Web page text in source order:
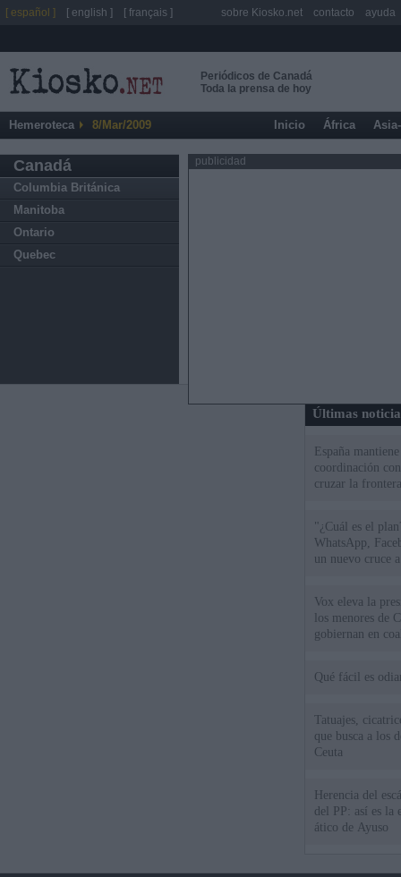
Periódicos de Canadá
Toda la prensa de hoy
Hemeroteca 8/Mar/2009 Inicio África
Canadá
Columbia Británica
Manitoba
Ontario
Quebec
publicidad
Últimas
España
coordinación
cruzar la
"¿Cuál es el
WhatsApp,
un nuevo cruce
Vox eleva la
los menores de
gobiernan en
Qué fácil es
Tatuajes,
que busca a los
Ceuta
Herencia del
del PP: así es la
ático de Ayuso
[ español ] [ english ] [ français ] sobre Kiosko.net contacto ayuda